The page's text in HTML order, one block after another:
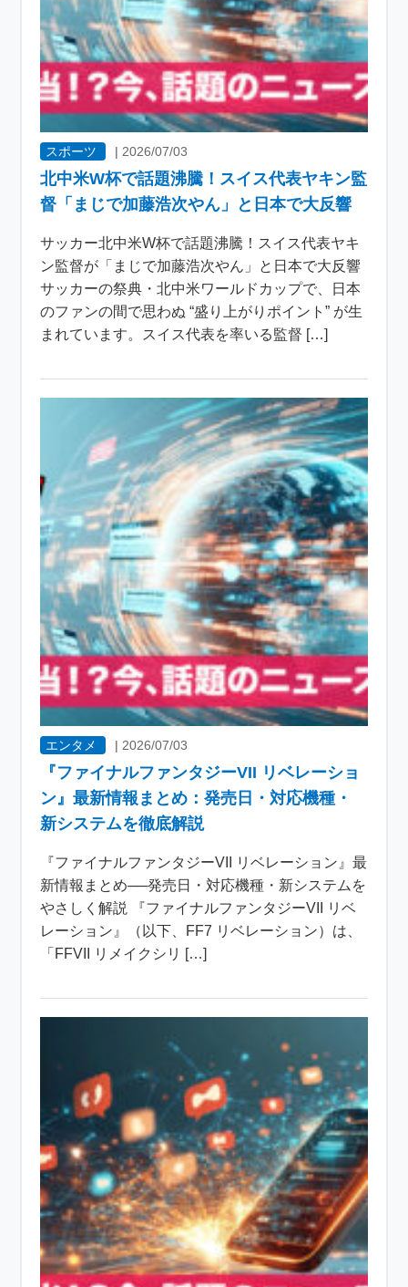
スポーツ |2026/07/03
北中米W杯で話題沸騰！スイス代表ヤキン監
督「まじで加藤浩次やん」と日本で大反響
サッカー北中米W杯で話題沸騰！スイス代表ヤキ
ン監督が「まじで加藤浩次やん」と日本で大反響
サッカーの祭典・北中米ワールドカップで、日本
のファンの間で思わぬ “盛り上がりポイント” が生
まれています。スイス代表を率いる監督 […]
エンタメ | 2026/07/03
『ファイナルファンタジーVII リベレーショ
ン』最新情報まとめ：発売日・対応機種・
新システムを徹底解説
『ファイナルファンタジーVII リベレーション』最
新情報まとめ──発売日・対応機種・新システムを
やさしく解説 『ファイナルファンタジーVII リベ
レーション』（以下、FF7 リベレーション）は、
「FFVII リメイクシリ […]